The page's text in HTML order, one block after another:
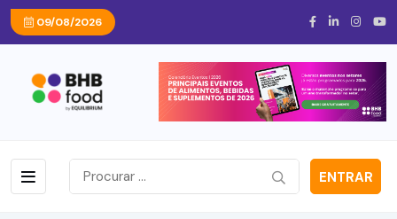
09/08/2026
ENTRAR